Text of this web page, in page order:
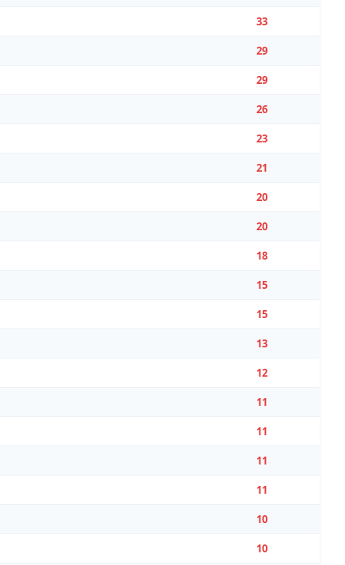
33
29
29
26
23
21
20
20
18
15
15
13
12
11
11
11
11
10
10